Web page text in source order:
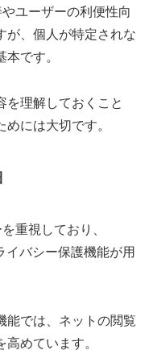
ユーザーの利便性向
が、個人が特定されな
です。
を理解しておくこと
には大切です。
重視しており、
バシー保護機能が用
能では、ネットの閲覧
めています。